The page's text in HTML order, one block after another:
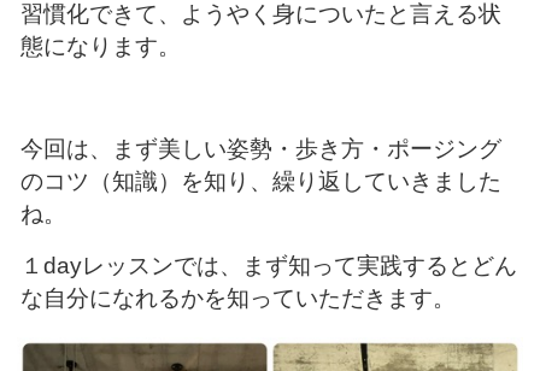
習慣化できて、ようやく身についたと言える状
態になります。
今回は、まず美しい姿勢・歩き方・ポージング
のコツ（知識）を知り、繰り返していきました
ね。
１dayレッスンでは、まず知って実践するとどん
な自分になれるかを知っていただきます。